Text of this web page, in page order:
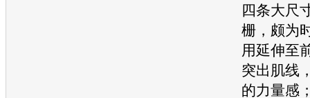
四条大尺
栅，颇为
用延伸至
突出肌线
的力量感